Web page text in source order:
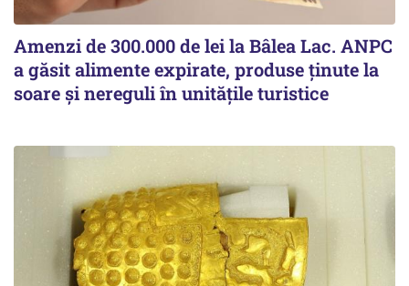
Amenzi de 300.000 de lei la Bâlea Lac. ANPC
a găsit alimente expirate, produse ținute la
soare și nereguli în unitățile turistice